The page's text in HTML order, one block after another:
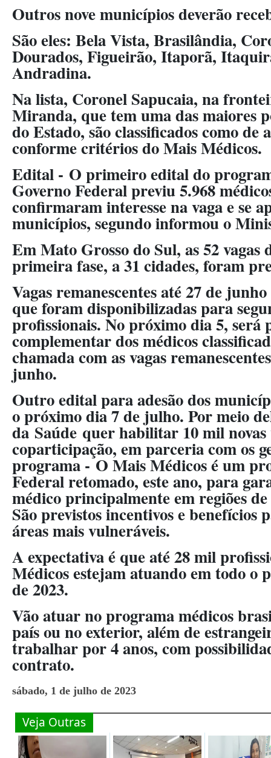
Outros nove municípios deverão
São eles: Bela Vista, Brasilândia,
Dourados, Figueirão, Itaporã,
Andradina.
Na lista, Coronel Sapucaia, na
Miranda, que tem uma das maiores
do Estado, são classificados como
conforme critérios do Mais Médicos.
Edital - O primeiro edital do
Governo Federal previu 5.968
confirmaram interesse na vaga e se
municípios, segundo informou o
Em Mato Grosso do Sul, as 52 vagas
primeira fase, a 31 cidades, foram
Vagas remanescentes até 27 de
que foram disponibilizadas para
profissionais. No próximo dia 5, será
complementar dos médicos
chamada com as vagas
junho.
Outro edital para adesão dos
o próximo dia 7 de julho. Por meio
da Saúde quer habilitar 10 mil novas
coparticipação, em parceria com os
programa -O Mais Médicos é um
Federal retomado, este ano, para
médico principalmente em regiões de
São previstos incentivos e benefícios
áreas mais vulneráveis.
A expectativa é que até 28 mil
Médicos estejam atuando em todo o
de 2023.
Vão atuar no programa médicos
país ou no exterior, além de
trabalhar por 4 anos, com
contrato.
sábado, 1 de julho de 2023
Veja Outras